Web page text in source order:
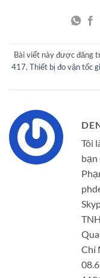
Bài viết này được đăng
417, Thiết bị đo vận tốc
Tôi
bạn
Chí